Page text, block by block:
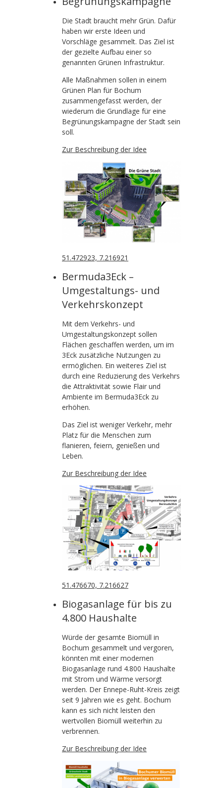
Die Stadt braucht mehr Grün. Dafür
haben wir erste Ideen und
Vorschläge gesammelt. Das Ziel ist
der gezielte Aufbau einer so
genannten Grünen Infrastruktur.
Alle Maßnahmen sollen in einem
Grünen Plan für Bochum
zusammengefasst werden, der
wiederum die Grundlage für eine
Begrünungskampagne der Stadt sein
soll.
Zur Beschreibung der Idee
51.472923, 7.216921
Bermuda3Eck –
Umgestaltungs- und
Verkehrskonzept
Mit dem Verkehrs- und
Umgestaltungskonzept sollen
Flächen geschaffen werden, um im
3Eck zusätzliche Nutzungen zu
ermöglichen. Ein weiteres Ziel ist
durch eine Reduzierung des Verkehrs
die Attraktivität sowie Flair und
Ambiente im Bermuda3Eck zu
erhöhen.
Das Ziel ist weniger Verkehr, mehr
Platz für die Menschen zum
flanieren, feiern, genießen und
Leben.
Zur Beschreibung der Idee
51.476670, 7.216627
Biogasanlage für bis zu
4.800 Haushalte
Würde der gesamte Biomüll in
Bochum gesammelt und vergoren,
könnten mit einer modernen
Biogasanlage rund 4.800 Haushalte
mit Strom und Wärme versorgt
werden. Der Ennepe-Ruht-Kreis zeigt
seit 9 Jahren wie es geht. Bochum
kann es sich nicht leisten den
wertvollen Biomüll weiterhin zu
verbrennen.
Zur Beschreibung der Idee